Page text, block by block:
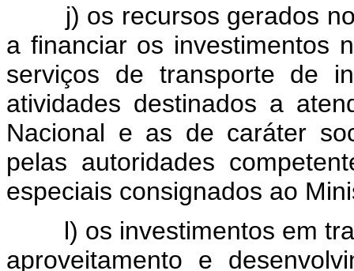
j) os recursos gerados
a financiar os investimentos
serviços de transporte de
atividades destinados a
Nacional e as de caráter
pelas autoridades
especiais consignados ao
l) os investimentos em
aproveitamento e